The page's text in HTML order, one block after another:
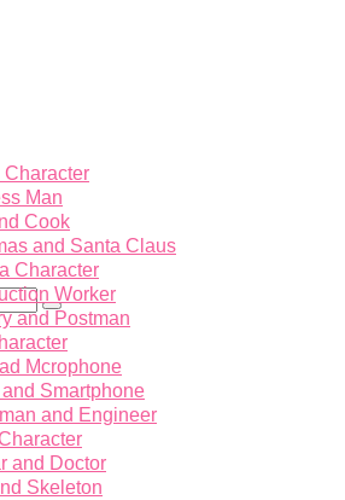
Man
Cook
and Santa Claus
Character
Worker
and Postman
Mcrophone
Smartphone
and Engineer
and Doctor
Skeleton